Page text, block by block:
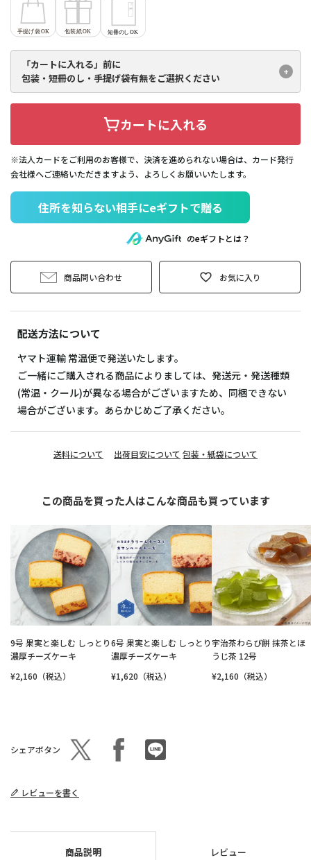
「カートに入れる」前に
包装・短冊のし・手提げ袋有無をご選択ください
カートに入れる
※法人カードをご利用のお客様で、決済を進められない場合は、カード発行
会社様へご連絡いただきますよう、よろしくお願いいたします。
住所を知らない相手にeギフトで贈る
のeギフトとは？
商品問い合わせ お気に入り
配送方法について
ヤマト運輸 常温便で発送いたします。
ご一緒にご購入される商品によりましては、発送元・発送種類
(常温・クール)が異なる場合がございますため、同梱できない
場合がございます。あらかじめご了承ください。
送料について 出荷目安について 包装・紙袋について
この商品を買った人はこんな商品も買っています
9号 果実と楽しむ しっとり
濃厚チーズケーキ
¥2,160（税込）
6号 果実と楽しむ しっとり
濃厚チーズケーキ
¥1,620（税込）
宇治茶わらび餅 抹茶とほ
うじ茶 12号
¥2,160（税込）
シェアボタン
レビューを書く
商品説明 レビュー